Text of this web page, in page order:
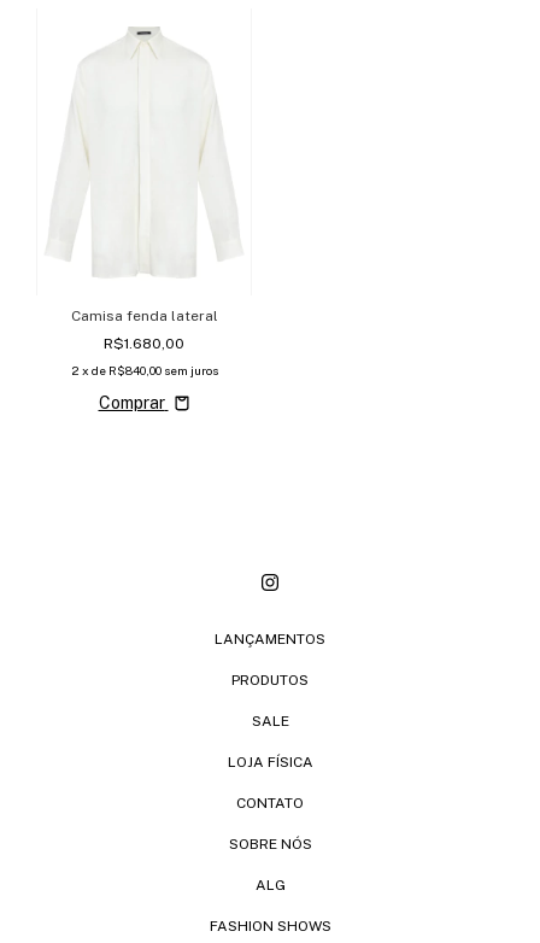
Camisa fenda lateral
R$1.680,00
2 x de R$840,00 sem juros
Comprar
LANÇAMENTOS
PRODUTOS
SALE
LOJA FÍSICA
CONTATO
SOBRE NÓS
ALG
FASHION SHOWS